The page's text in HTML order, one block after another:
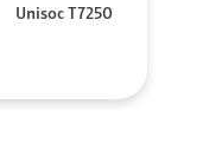
Unisoc T7250